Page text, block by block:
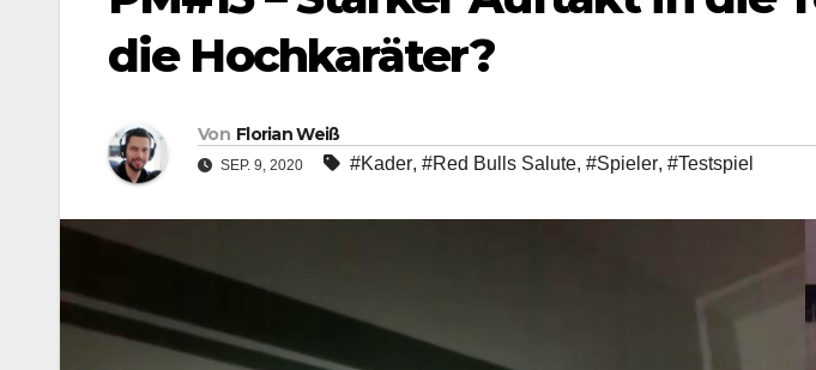
die Hochkaräter?
Von Florian Weiß
SEP. 9, 2020 #Kader, #Red Bulls Salute, #Spieler, #Testspiel